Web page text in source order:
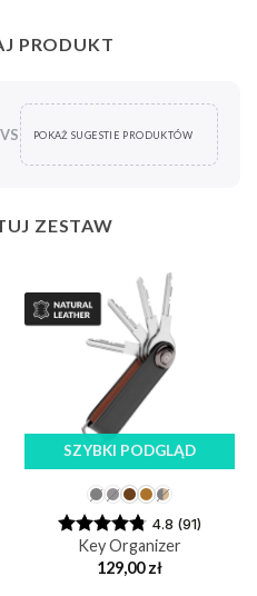
PRODUKT
VS POKAŻ SUGESTIE PRODUKTÓW
ZESTAW
SZYBKI PODGLĄD
4.8 (91)
Key Organizer
129,00zł